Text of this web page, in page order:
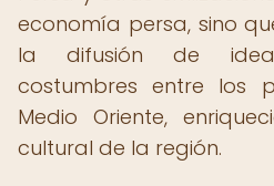
economía persa, sino
la difusión de
costumbres entre los
Medio Oriente,
cultural de la región.